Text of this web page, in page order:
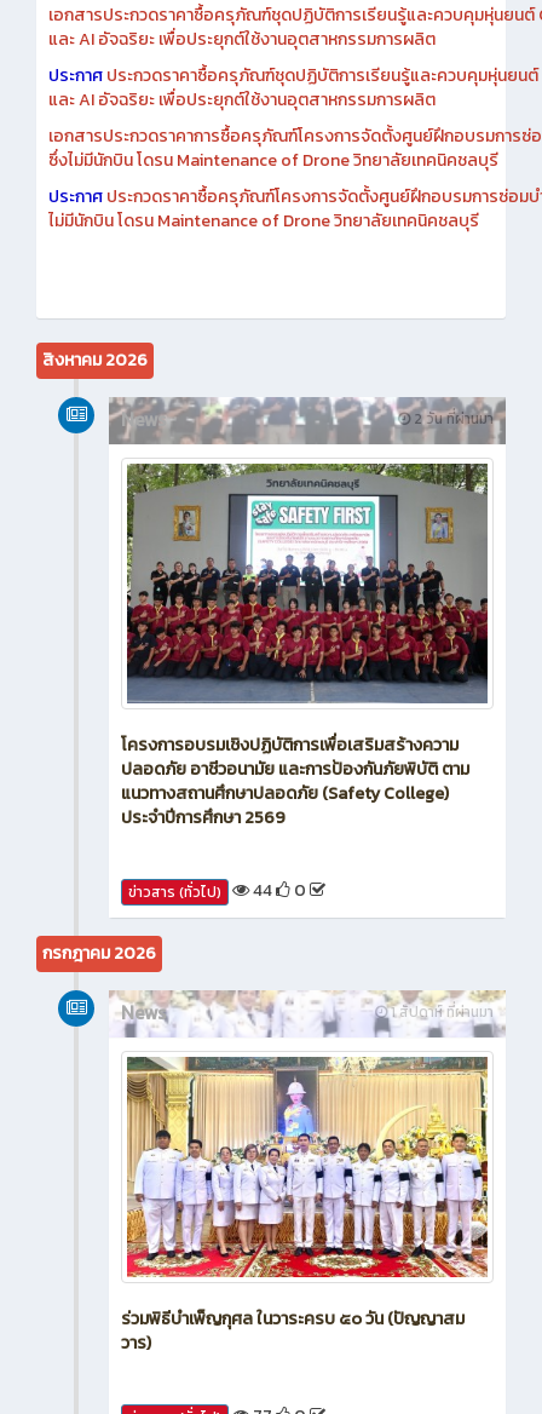
อิเล็กทรอนิกส์ (e-bidding)
เอกสารประกวดราคาซื้อครุภัณฑ์ชุดปฏิบัติการเรียนรู้และควบคุมหุ่นยน
และ AI อัจฉริยะ เพื่อประยุกต์ใช้งานอุตสาหกรรมการผลิต
ประกาศประกวดราคาซื้อครุภัณฑ์ชุดปฏิบัติการเรียนรู้และควบคุมหุ่นยน
และ AI อัจฉริยะ เพื่อประยุกต์ใช้งานอุตสาหกรรมการผลิต
เอกสารประกวดราคาการซื้อครุภัณฑ์โครงการจัดตั้งศูนย์ฝึกอบรมการซ่
ซึ่งไม่มีนักบิน โดรน Maintenance of Drone วิทยาลัยเทคนิคชลบุรี
ประกาศประกวดราคาซื้อครุภัณฑ์โครงการจัดตั้งศูนย์ฝึกอบรมการซ่อมบ
สิงหาคม 2026
2 วัน ที่ผ่านมา
News
โครงการอบรมเชิงปฏิบัติการเพื่อเสริมสร้างความ
ปลอดภัย อาชีวอนามัย และการป้องกันภัยพิบัติ ตาม
แนวทางสถานศึกษาปลอดภัย (Safety College)
44 0
กรกฎาคม 2026
News
ร่วมพิธีบำเพ็ญกุศล ในวาระครบ ๕๐ วัน (ปัญญาสม